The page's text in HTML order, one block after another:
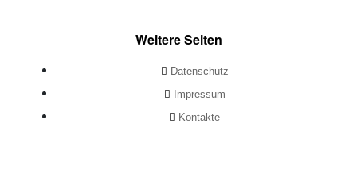
Weitere Seiten
Datenschutz
Impressum
Kontakte